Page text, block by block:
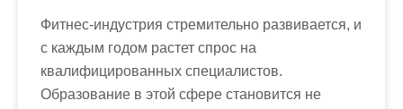
Фитнес-индустрия стремительно развивается, и
с каждым годом растет спрос на
квалифицированных специалистов.
Образование в этой сфере становится не